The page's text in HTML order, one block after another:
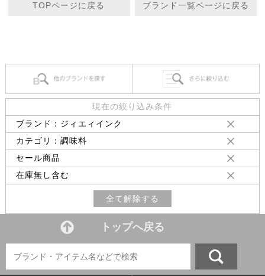
TOPページに戻る ブランド一覧ページに戻る
現在の絞り込み条件
ブランド：ジィエィインク
カテゴリ：調味料
セール商品
在庫無し含む
全て解除する
トップへ戻る